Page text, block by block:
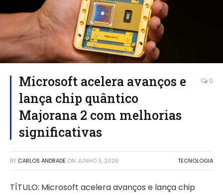
Microsoft acelera avanços e
lança chip quântico
Majorana 2 com melhorias
significativas
0
BY CARLOS ANDRADE ON JUNHO 3, 2026 TECNOLOGIA
TÍTULO: Microsoft acelera avanços e lança chip